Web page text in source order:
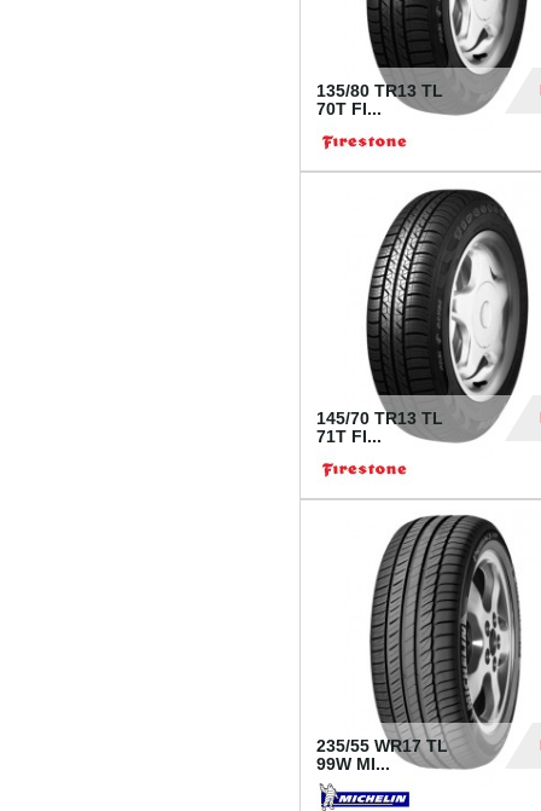
135/80 TR13 TL
70T FI...
145/70 TR13 TL
71T FI...
235/55 WR17 TL
99W MI...